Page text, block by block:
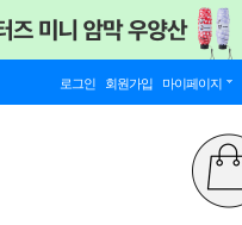
로그인 회원가입 마이페이지